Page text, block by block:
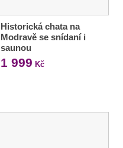
Historická chata na
Modravě se snídaní i
saunou
1 999 Kč